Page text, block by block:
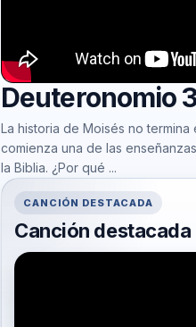
Deuteronomio
La historia de Moisés no
comienza una de las
la Biblia. ¿Por qué ...
CANCIÓN DESTACADA
Canción destacada